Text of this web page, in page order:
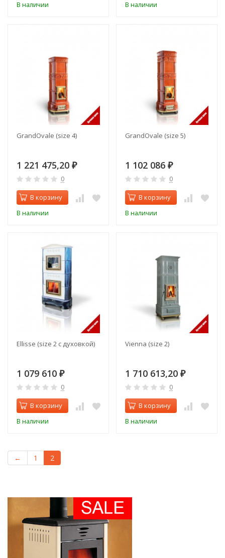
В наличии В наличии
GrandOvale (size 4)
1 221 475,20 ₽
0
В корзину
В наличии
GrandOvale (size 5)
1 102 086 ₽
0
В корзину
В наличии
Ellisse (size 2 с духовкой)
1 079 610 ₽
0
В корзину
В наличии
Vienna (size 2)
1 710 613,20 ₽
0
В корзину
В наличии
← 1 2